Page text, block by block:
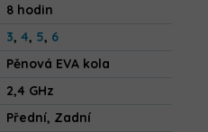
8 hodin
3, 4, 5, 6
Pěnová EVA kola
2,4 GHz
Přední, Zadní